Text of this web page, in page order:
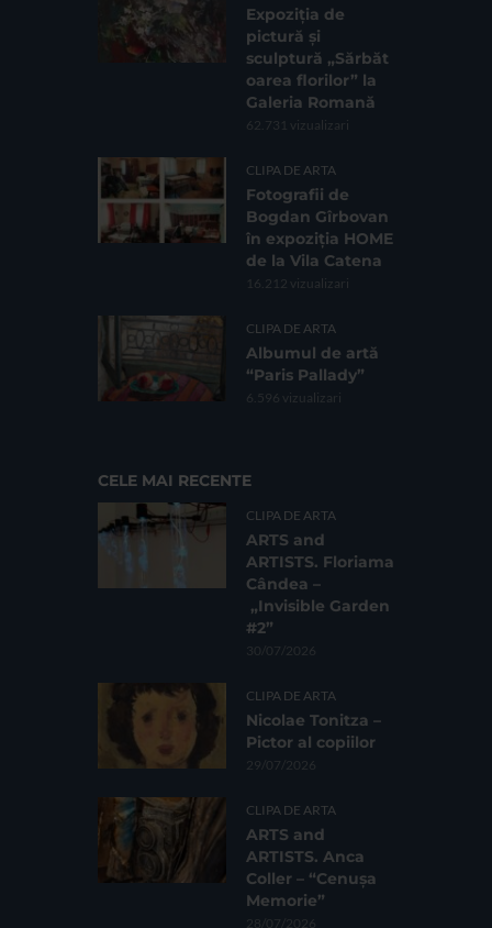
Expoziția de
pictură și
sculptură „Sărbăt
oarea florilor” la
Galeria Romană
62.731 vizualizari
CLIPA DE ARTA
Fotografii de
Bogdan Gîrbovan
în expoziția HOME
de la Vila Catena
16.212 vizualizari
CLIPA DE ARTA
Albumul de artă
“Paris Pallady”
6.596 vizualizari
CELE MAI RECENTE
CLIPA DE ARTA
ARTS and
ARTISTS. Floriama
Cândea –
„Invisible Garden
#2”
30/07/2026
CLIPA DE ARTA
Nicolae Tonitza –
Pictor al copiilor
29/07/2026
CLIPA DE ARTA
ARTS and
ARTISTS. Anca
Coller – “Cenușa
Memorie”
28/07/2026